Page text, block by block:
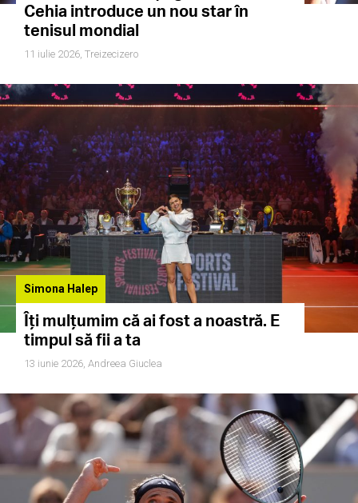
Cehia introduce un nou star în
tenisul mondial
11 iulie 2026, Treizecizero
Simona Halep
Îți mulțumim că ai fost a noastră. E
timpul să fii a ta
13 iunie 2026, Andreea Giuclea